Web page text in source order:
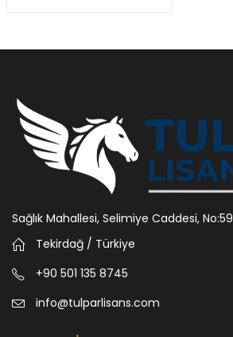
Sağlık Mahallesi, Selimiye Caddesi, No:59
Tekirdağ / Türkiye
+90 501 135 8745
info@tulparlisans.com